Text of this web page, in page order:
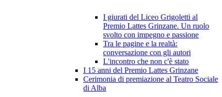
I giurati del Liceo Grigoletti al
Premio Lattes Grinzane. Un ruolo
svolto con impegno e passione
Tra le pagine e la realtà:
conversazione con gli autori
L'incontro che non c'è stato
I 15 anni del Premio Lattes Grinzane
Cerimonia di premiazione al Teatro Sociale
di Alba